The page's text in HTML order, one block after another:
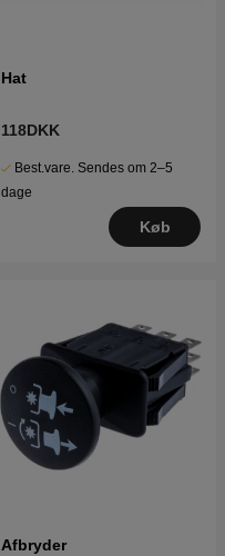
Hat
118DKK
Best.vare. Sendes om 2–5
dage
Køb
Afbryder